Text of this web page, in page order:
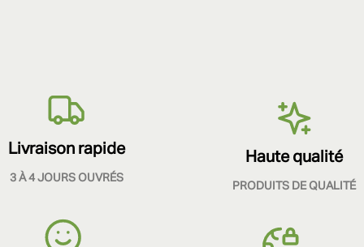
Livraison rapide
3 À 4 JOURS OUVRÉS
Haute qualité
PRODUITS DE QUALITÉ